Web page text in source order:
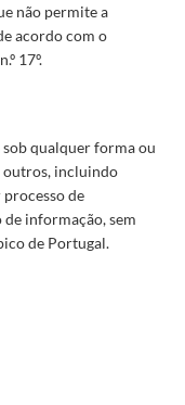
não permite a
acordo com o
17º.
qualquer forma ou
outros, incluindo
de
informação, sem
de Portugal.